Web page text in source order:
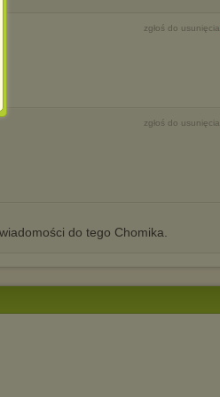
zgłoś do usunięcia
zgłoś do usunięcia
do tego Chomika.